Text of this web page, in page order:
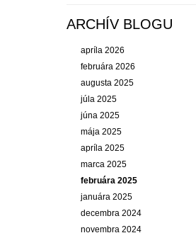
ARCHÍV BLOGU
apríla 2026
februára 2026
augusta 2025
júla 2025
júna 2025
mája 2025
apríla 2025
marca 2025
februára 2025
januára 2025
decembra 2024
novembra 2024